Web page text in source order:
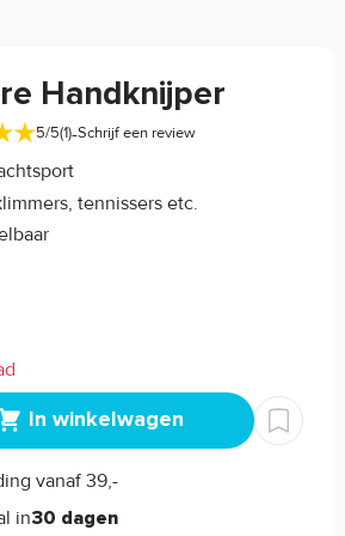
Handknijper
5/5(1)-Schrijf een review
tennissers etc.
In winkelwagen
vanaf 39,-
in30 dagen